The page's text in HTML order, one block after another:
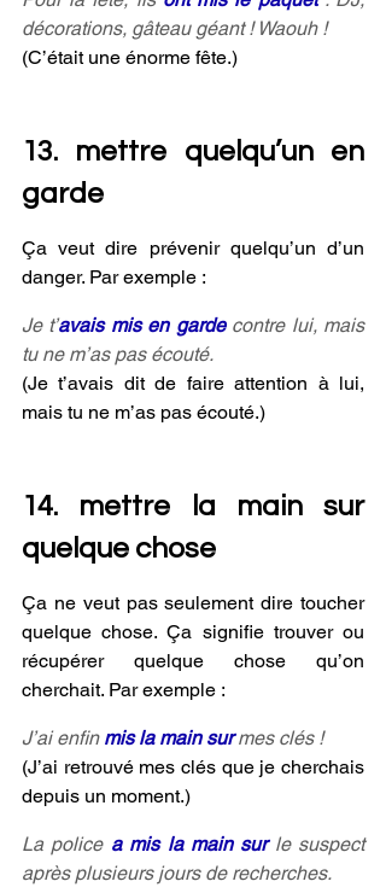
décorations, gâteau géant ! Waouh !
(C’était une énorme fête.)
13. mettre quelqu’un en
garde
Ça veut dire prévenir quelqu’un d’un
danger. Par exemple :
Je t’avais mis en garde contre lui, mais
tu ne m’as pas écouté.
(Je t’avais dit de faire attention à lui,
mais tu ne m’as pas écouté.)
14. mettre la main sur
quelque chose
Ça ne veut pas seulement dire toucher
quelque chose. Ça signifie trouver ou
récupérer quelque chose qu’on
cherchait. Par exemple :
J’ai enfin mis la main sur mes clés !
(J’ai retrouvé mes clés que je cherchais
depuis un moment.)
La police a mis la main sur le suspect
après plusieurs jours de recherches.